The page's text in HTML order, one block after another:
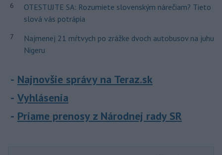
6
OTESTUJTE SA: Rozumiete slovenským nárečiam? Tieto
slová vás potrápia
7
Najmenej 21 mŕtvych po zrážke dvoch autobusov na juhu
Nigeru
Najnovšie správy na Teraz.sk
Vyhlásenia
Priame prenosy z Národnej rady SR